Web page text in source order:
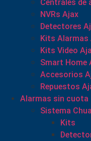
Centrales de
NVRs Ajax
Detectores
Kits Alarmas
Kits Video
Smart Home
Accesorios
Repuestos
Alarmas sin cuota
Sistema
Kits